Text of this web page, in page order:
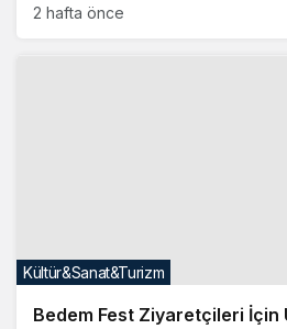
2 hafta önce
Bedem Fest Ziyaretçileri İçin
Kültür&Sanat&Turizm